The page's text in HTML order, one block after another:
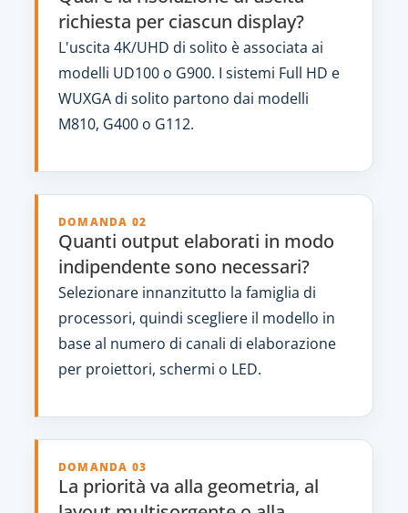
richiesta per ciascun display?
L'uscita 4K/UHD di solito è associata ai
modelli UD100 o G900. I sistemi Full HD e
WUXGA di solito partono dai modelli
M810, G400 o G112.
DOMANDA 02
Quanti output elaborati in modo
indipendente sono necessari?
Selezionare innanzitutto la famiglia di
processori, quindi scegliere il modello in
base al numero di canali di elaborazione
per proiettori, schermi o LED.
DOMANDA 03
La priorità va alla geometria, al